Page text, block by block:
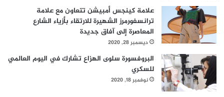
علامة كينجس أمبيشن تتعاون مع علامة
ترانسفورمرز الشهيرة للارتقاء بأزياء الشارع
المعاصرة إلى آفاق جديدة
ديسمبر 28, 2020
البروفسورة سلوى الهزاع تشارك في اليوم العالمي
للسكري
نوفمبر 18, 2020